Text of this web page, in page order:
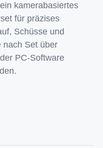
kamerabasiertes
für präzises
Schüsse und
nach Set über
PC-Software